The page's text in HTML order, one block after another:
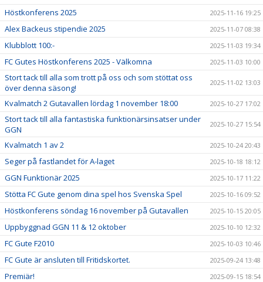
Höstkonferens 2025
2025-11-16 19:25
Alex Backeus stipendie 2025 2025-11-07 08:38
Klubblott 100:- 2025-11-03 19:34
FC Gutes Höstkonferens 2025 - Välkomna 2025-11-03 10:00
Stort tack till alla som trott på oss och som stöttat oss
över denna säsong!
2025-11-02 13:03
Kvalmatch 2 Gutavallen lördag 1 november 18:00 2025-10-27 17:02
Stort tack till alla fantastiska funktionärsinsatser under
GGN
2025-10-27 15:54
Kvalmatch 1 av 2 2025-10-24 20:43
Seger på fastlandet för A-laget 2025-10-18 18:12
GGN Funktionär 2025 2025-10-17 11:22
Stötta FC Gute genom dina spel hos Svenska Spel 2025-10-16 09:52
Höstkonferens söndag 16 november på Gutavallen 2025-10-15 20:05
Uppbyggnad GGN 11 & 12 oktober 2025-10-10 12:32
FC Gute F2010 2025-10-03 10:46
FC Gute är ansluten till Fritidskortet. 2025-09-24 13:48
Premiär! 2025-09-15 18:54